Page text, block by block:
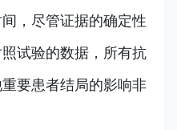
，尽管证据的确定性
试验的数据，所有抗
要患者结局的影响非